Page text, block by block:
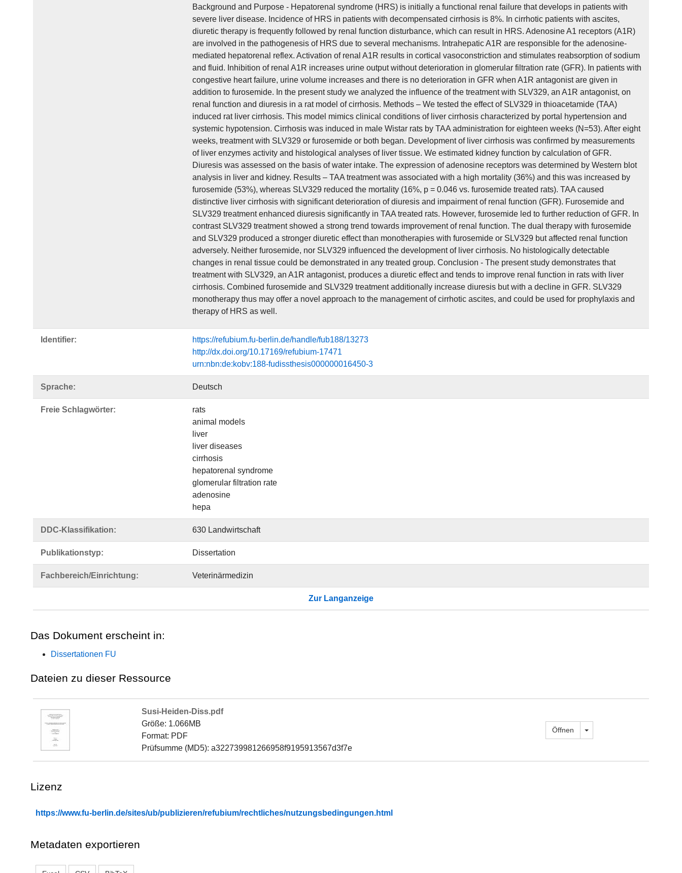
Background and Purpose - Hepatorenal syndrome (HRS) is initially a functional renal failure that develops in patients with
severe liver disease. Incidence of HRS in patients with decompensated cirrhosis is 8%. In cirrhotic patients with ascites,
diuretic therapy is frequently followed by renal function disturbance, which can result in HRS. Adenosine A1 receptors (A1R)
are involved in the pathogenesis of HRS due to several mechanisms. Intrahepatic A1R are responsible for the adenosine-
mediated hepatorenal reflex. Activation of renal A1R results in cortical vasoconstriction and stimulates reabsorption of sodium
and fluid. Inhibition of renal A1R increases urine output without deterioration in glomerular filtration rate (GFR). In patients with
congestive heart failure, urine volume increases and there is no deterioration in GFR when A1R antagonist are given in
addition to furosemide. In the present study we analyzed the influence of the treatment with SLV329, an A1R antagonist, on
renal function and diuresis in a rat model of cirrhosis. Methods – We tested the effect of SLV329 in thioacetamide (TAA)
induced rat liver cirrhosis. This model mimics clinical conditions of liver cirrhosis characterized by portal hypertension and
systemic hypotension. Cirrhosis was induced in male Wistar rats by TAA administration for eighteen weeks (N=53). After eight
weeks, treatment with SLV329 or furosemide or both began. Development of liver cirrhosis was confirmed by measurements
of liver enzymes activity and histological analyses of liver tissue. We estimated kidney function by calculation of GFR.
Diuresis was assessed on the basis of water intake. The expression of adenosine receptors was determined by Western blot
analysis in liver and kidney. Results – TAA treatment was associated with a high mortality (36%) and this was increased by
furosemide (53%), whereas SLV329 reduced the mortality (16%, p = 0.046 vs. furosemide treated rats). TAA caused
distinctive liver cirrhosis with significant deterioration of diuresis and impairment of renal function (GFR). Furosemide and
SLV329 treatment enhanced diuresis significantly in TAA treated rats. However, furosemide led to further reduction of GFR. In
contrast SLV329 treatment showed a strong trend towards improvement of renal function. The dual therapy with furosemide
and SLV329 produced a stronger diuretic effect than monotherapies with furosemide or SLV329 but affected renal function
adversely. Neither furosemide, nor SLV329 influenced the development of liver cirrhosis. No histologically detectable
changes in renal tissue could be demonstrated in any treated group. Conclusion - The present study demonstrates that
treatment with SLV329, an A1R antagonist, produces a diuretic effect and tends to improve renal function in rats with liver
cirrhosis. Combined furosemide and SLV329 treatment additionally increase diuresis but with a decline in GFR. SLV329
monotherapy thus may offer a novel approach to the management of cirrhotic ascites, and could be used for prophylaxis and
therapy of HRS as well.
Identifier:
https://refubium.fu-berlin.de/handle/fub188/13273
http://dx.doi.org/10.17169/refubium-17471
urn:nbn:de:kobv:188-fudissthesis000000016450-3
Sprache: Deutsch
Freie Schlagwörter:
rats
animal models
liver
liver diseases
cirrhosis
hepatorenal syndrome
glomerular filtration rate
adenosine
hepa
DDC-Klassifikation: 630 Landwirtschaft
Publikationstyp: Dissertation
Fachbereich/Einrichtung: Veterinärmedizin
Zur Langanzeige
Das Dokument erscheint in:
Dissertationen FU
Dateien zu dieser Ressource
Susi-Heiden-Diss.pdf
Größe: 1.066MB
Format: PDF
Prüfsumme (MD5): a322739981266958f9195913567d3f7e
Öffnen Dropdown öffnen
Lizenz
https://www.fu-berlin.de/sites/ub/publizieren/refubium/rechtliches/nutzungsbedingungen.html
Metadaten exportieren